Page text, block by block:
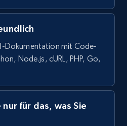
md5, Video url,
and more.
Dokumentation mit Code-
Node.js, cURL, PHP, Go,
nur für das, was Sie